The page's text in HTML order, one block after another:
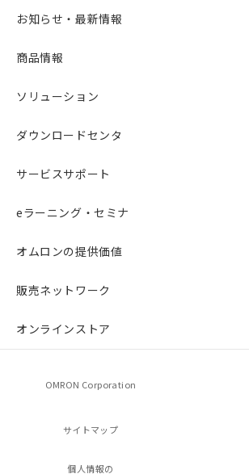
お知らせ・最新情報
商品情報
ソリューション
ダウンロードセンタ
サービスサポート
eラーニング・セミナ
オムロンの提供価値
販売ネットワーク
オンラインストア
OMRON Corporation
サイトマップ
個人情報の